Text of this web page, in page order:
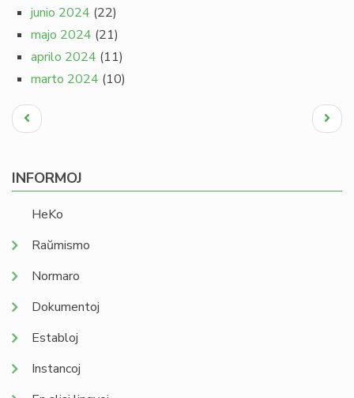
junio 2024 (22)
majo 2024 (21)
aprilo 2024 (11)
marto 2024 (10)
Pagination
Antaŭa
paĝo
Next
page
INFORMOJ
HeKo
Raŭmismo
Normaro
Dokumentoj
Establoj
Instancoj